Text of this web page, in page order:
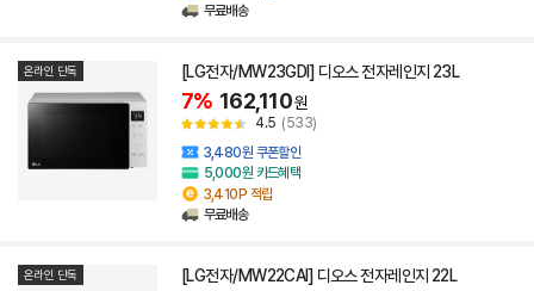
무료배송
온라인 단독 [LG전자/MW23GDI] 디오스 전자레인지 23L
7% 162,110원
4.5 (533)
3,480원 쿠폰할인
5,000원 카드혜택
3,410P 적립
무료배송
온라인 단독 [LG전자/MW22CAI] 디오스 전자레인지 22L